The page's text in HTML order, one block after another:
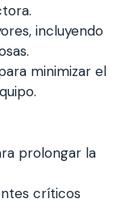
incluyendo
minimizar el
prolongar la
críticos